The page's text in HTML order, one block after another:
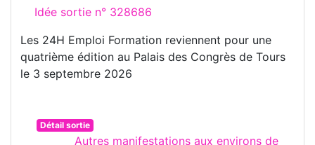
Idée sortie n° 328686
Les 24H Emploi Formation reviennent pour une
quatrième édition au Palais des Congrès de Tours
le 3 septembre 2026
Détail sortie
Autres manifestations aux environs de